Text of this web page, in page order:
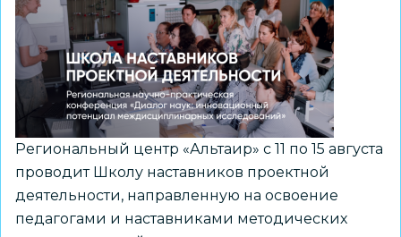
Региональный центр «Альтаир» с 11 по 15 августа
проводит Школу наставников проектной
деятельности, направленную на освоение
педагогами и наставниками методических